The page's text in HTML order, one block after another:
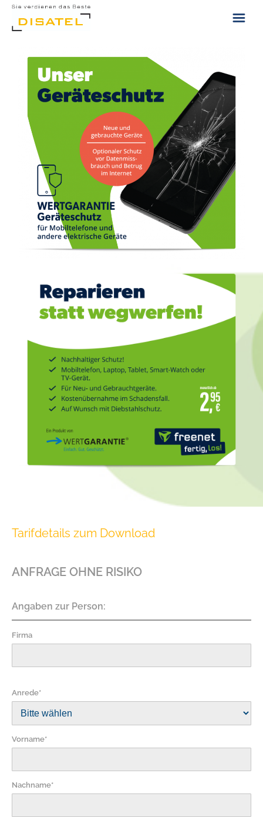
Tarifdetails zum Download
ANFRAGE OHNE RISIKO
Angaben zur Person:
Firma
Anrede*
Vorname*
Nachname*